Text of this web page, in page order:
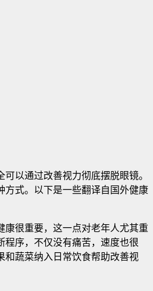
可以通过改善视力彻底摆脱眼镜。
方式。以下是一些翻译自国外健康
康很重要，这一点对老年人尤其重
程序，不仅没有痛苦，速度也很
和蔬菜纳入日常饮食帮助改善视